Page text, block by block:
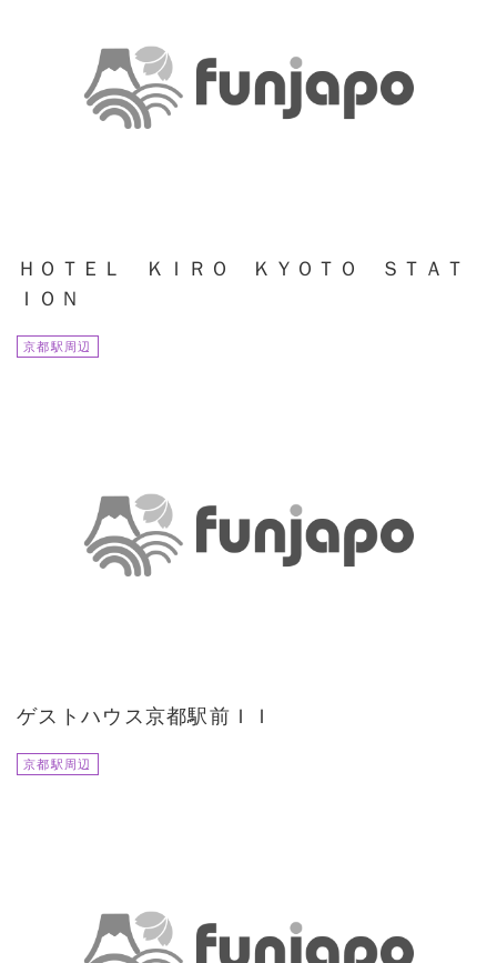
ＨＯＴＥＬ ＫＩＲＯ ＫＹＯＴＯ ＳＴＡＴ
ＩＯＮ
京都駅周辺
ゲストハウス京都駅前ＩＩ
京都駅周辺